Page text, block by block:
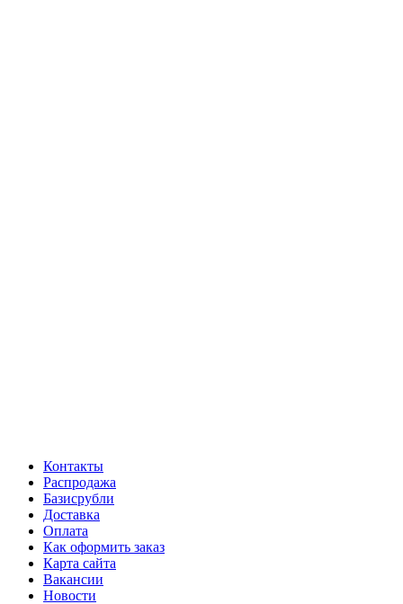
Контакты
Распродажа
Базисрубли
Доставка
Оплата
Как оформить заказ
Карта сайта
Вакансии
Новости